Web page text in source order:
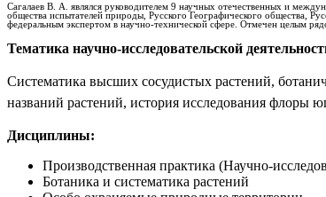
Сагалаев В. А. являлся руководителем 9 научных отечественных и
общества испытателей природы, Русского Географического общества,
федеральным экспертом в научно-технической сфере. Отмечен целым
Тематика научно-исследовательской
Систематика высших сосудистых растений,
названий растений, история исследования флоры
Дисциплины:
Производственная практика (Научно-
Ботаника и систематика растений